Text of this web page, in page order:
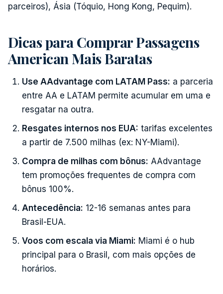
parceiros), Ásia (Tóquio, Hong Kong, Pequim).
Dicas para Comprar Passagens
American Mais Baratas
Use AAdvantage com LATAM Pass: a parceria
entre AA e LATAM permite acumular em uma e
resgatar na outra.
Resgates internos nos EUA: tarifas excelentes
a partir de 7.500 milhas (ex: NY-Miami).
Compra de milhas com bônus: AAdvantage
tem promoções frequentes de compra com
bônus 100%.
Antecedência: 12-16 semanas antes para
Brasil-EUA.
Voos com escala via Miami: Miami é o hub
principal para o Brasil, com mais opções de
horários.